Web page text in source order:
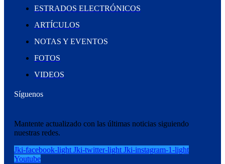
ESTRADOS ELECTRÓNICOS
ARTÍCULOS
NOTAS Y EVENTOS
FOTOS
VIDEOS
Síguenos
Mantente actualizado con las últimas noticias siguiendo
nuestras redes.
Jki-facebook-light Jki-twitter-light Jki-instagram-1-light
Youtube